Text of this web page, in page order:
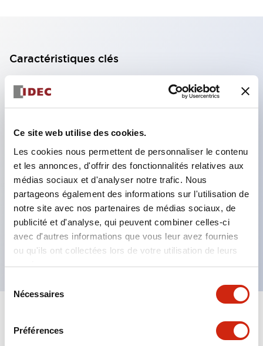
Ce site web utilise des cookies.
Les cookies nous permettent de personnaliser le contenu
et les annonces, d'offrir des fonctionnalités relatives aux
médias sociaux et d'analyser notre trafic. Nous
partageons également des informations sur l'utilisation de
notre site avec nos partenaires de médias sociaux, de
publicité et d'analyse, qui peuvent combiner celles-ci
avec d'autres informations que vous leur avez fournies
ou qu'ils ont collectées lors de votre utilisation de leurs
services.
Nécessaires
Préférences
Caractéristiques clés
Bloc de contact à 2 étages avec 2 contacts,
permettant une configuration à 4 contacts
contact à 11 étages), 59,9 mm (*bloc de contact à
22 étages). Conception peu encombrante
possible.
Structure de sécurité de 3e génération :
déclenchement à 2 actions, garde intégrée,
structure de protection des doigts IP20.
Tout développer+